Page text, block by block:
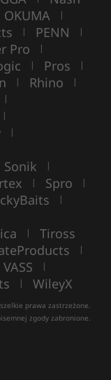
OKUMA |
| PENN |
Pro |
| Pros |
| Rhino |
|
|
|
Sonik |
| Spro |
|
| Tiross
|
VASS |
| WileyX
prawa zastrzeżone.
zgody zabronione.